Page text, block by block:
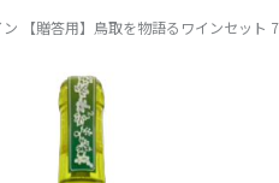
ン 【贈答用】鳥取を物語るワインセッ